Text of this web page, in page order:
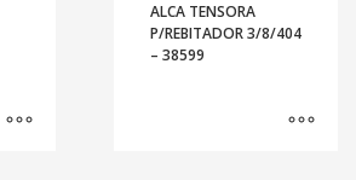
ALCA TENSORA
P/REBITADOR 3/8/404
– 38599